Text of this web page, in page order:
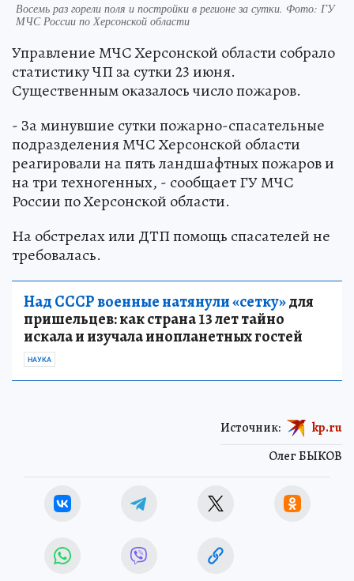
Восемь раз горели поля и постройки в регионе за сутки. Фото: ГУ
МЧС России по Херсонской области
Управление МЧС Херсонской области собрало
статистику ЧП за сутки 23 июня.
Существенным оказалось число пожаров.
- За минувшие сутки пожарно-спасательные
подразделения МЧС Херсонской области
реагировали на пять ландшафтных пожаров и
на три техногенных, - сообщает ГУ МЧС
России по Херсонской области.
На обстрелах или ДТП помощь спасателей не
требовалась.
Над СССР военные натянули «сетку»для
пришельцев: как страна 13 лет тайно
искала и изучала инопланетных гостей
НАУКА
Олег БЫКОВ
Источник: kp.ru